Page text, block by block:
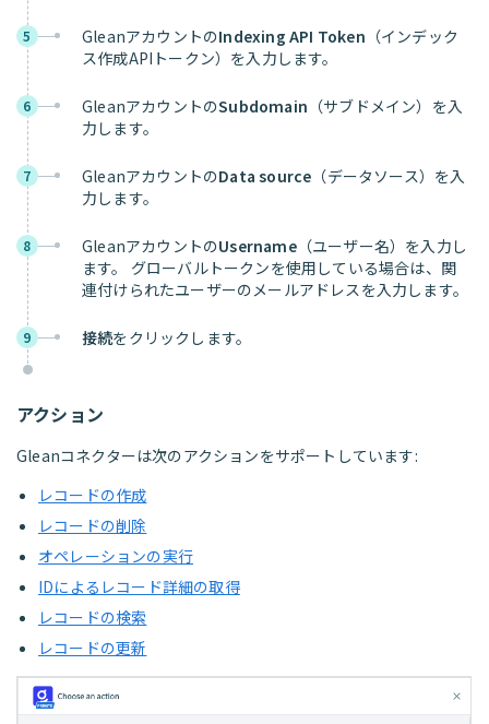
5 GleanアカウントのIndexing API Token （インデック
ス作成APIトークン）を入力します。
6 GleanアカウントのSubdomain （サブドメイン）を入
力します。
7 GleanアカウントのData source （データソース）を入
力します。
8 GleanアカウントのUsername（ユーザー名）を入力し
ます。 グローバルトークンを使用している場合は、関
連付けられたユーザーのメールアドレスを入力します。
9 接続をクリックします。
アクション
Gleanコネクターは次のアクションをサポートしています:
レコードの作成
レコードの削除
オペレーションの実行
IDによるレコード詳細の取得
レコードの検索
レコードの更新